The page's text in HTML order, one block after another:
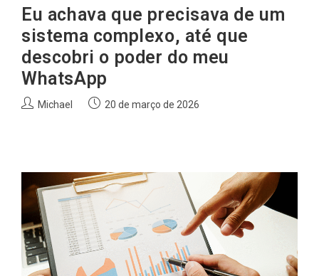
Eu achava que precisava de um
sistema complexo, até que
descobri o poder do meu
WhatsApp
AutorMichael
Post20 de março de 2026